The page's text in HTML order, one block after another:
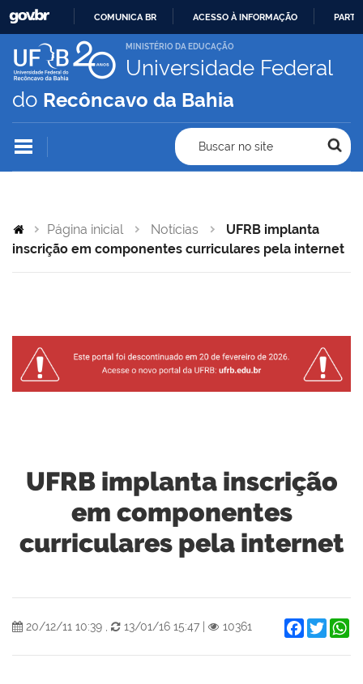
IR
PARA
CONTEÚDO
COMUNICA BR ACESSO À INFORMAÇÃO
MINISTÉRIO DA EDUCAÇÃO
Universidade Federal
do Recôncavo da Bahia
Buscar no site
Página inicial Notícias
UFRB implanta
inscrição em componentes curriculares pela internet
UFRB implanta inscrição
em componentes
curriculares pela internet
20/12/11 10:39 , 13/01/16 15:47 10361 Facebook
Twitter